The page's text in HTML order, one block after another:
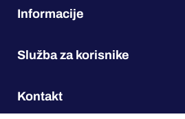
Informacije
Služba za korisnike
Kontakt